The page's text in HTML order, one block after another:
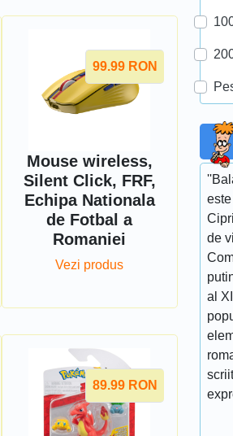
99.99 RON
Mouse wireless,
Silent Click, FRF,
Echipa Nationala
de Fotbal a
Romaniei
Vezi produs
89.99 RON
de
al